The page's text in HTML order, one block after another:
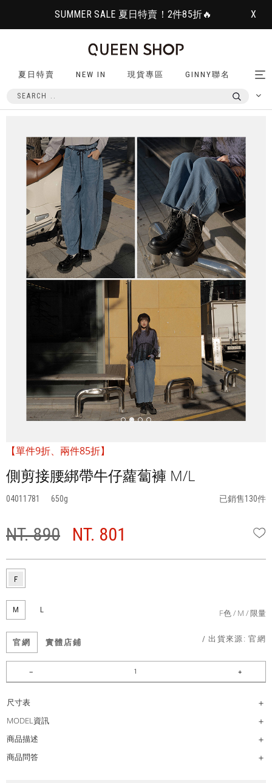
SUMMER SALE 夏日特賣！2件85折🔥 X
夏日特賣 NEW IN 現貨專區 GINNY聯名
【單件9折、兩件85折】
側剪接腰綁帶牛仔蘿蔔褲 M/L
04011781 650 已銷售130件
NT. 890 NT. 801
M L F色 M 限量
官網 實體店鋪 / 出貨來源:官網
尺寸表
MODEL資訊
商品描述
商品問答